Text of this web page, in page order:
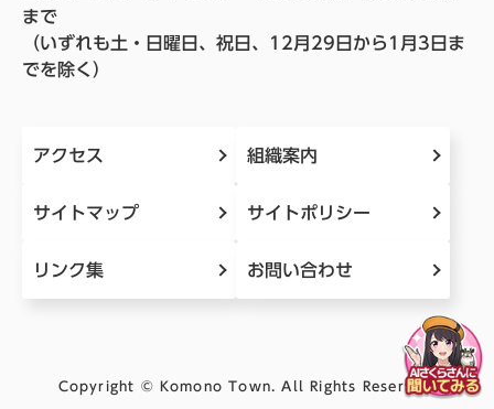
まで
（いずれも土・日曜日、祝日、12月29日から1月3日ま
でを除く）
アクセス 組織案内
サイトマップ サイトポリシー
リンク集 お問い合わせ
Copyright © Komono Town. All Rights Reserved.